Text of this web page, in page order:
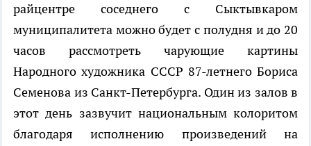
райцентре соседнего с Сыктывкаром
муниципалитета можно будет с полудня и до 20
часов рассмотреть чарующие картины
Народного художника СССР 87-летнего Бориса
Семенова из Санкт-Петербурга. Один из залов в
этот день зазвучит национальным колоритом
благодаря исполнению произведений на